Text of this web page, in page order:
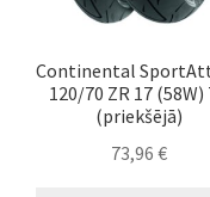
Continental
120/70 ZR 17 (58W)
(priekšējā)
73,96 €